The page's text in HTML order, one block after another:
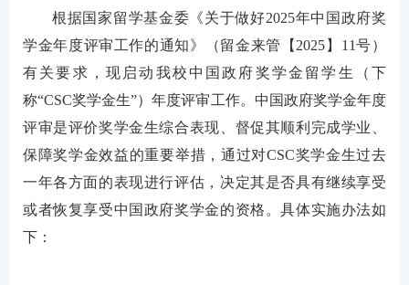
根据国家留学基金委《关于做好2025年中国政府奖
学金年度评审工作的通知》（留金来管【2025】11号）
有关要求，现启动我校中国政府奖学金留学生（下
称“CSC奖学金生”）年度评审工作。中国政府奖学金年度
评审是评价奖学金生综合表现、督促其顺利完成学业、
保障奖学金效益的重要举措，通过对CSC奖学金生过去
一年各方面的表现进行评估，决定其是否具有继续享受
或者恢复享受中国政府奖学金的资格。具体实施办法如
下：